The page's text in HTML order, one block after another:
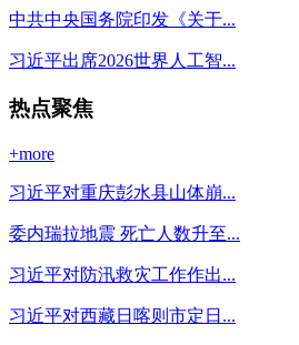
中共中央国务院印发《关于...
习近平出席2026世界人工智...
热点聚焦
+more
习近平对重庆彭水县山体崩...
委内瑞拉地震 死亡人数升至...
习近平对防汛救灾工作作出...
习近平对西藏日喀则市定日...